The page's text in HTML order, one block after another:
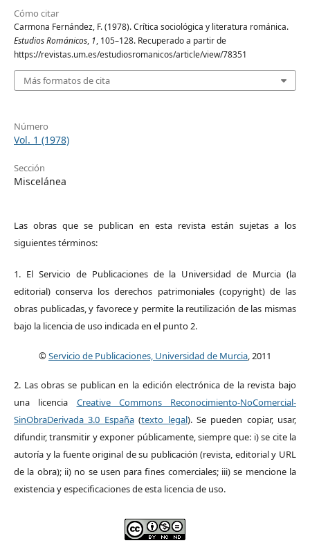
Cómo citar
Carmona Fernández, F. (1978). Crítica sociológica y literatura románica.
Estudios Románicos, 1, 105–128. Recuperado a partir de
https://revistas.um.es/estudiosromanicos/article/view/78351
Más formatos de cita
Número
Vol. 1 (1978)
Sección
Miscelánea
Las obras que se publican en esta revista están sujetas a los
siguientes términos:
1. El Servicio de Publicaciones de la Universidad de Murcia (la
editorial) conserva los derechos patrimoniales (copyright) de las
obras publicadas, y favorece y permite la reutilización de las mismas
bajo la licencia de uso indicada en el punto 2.
©Servicio de Publicaciones, Universidad de Murcia, 2011
2. Las obras se publican en la edición electrónica de la revista bajo
una licencia Creative Commons Reconocimiento-NoComercial-
SinObraDerivada 3.0 España(texto legal). Se pueden copiar, usar,
difundir, transmitir y exponer públicamente, siempre que: i) se cite la
autoría y la fuente original de su publicación (revista, editorial y URL
de la obra); ii) no se usen para fines comerciales; iii) se mencione la
existencia y especificaciones de esta licencia de uso.